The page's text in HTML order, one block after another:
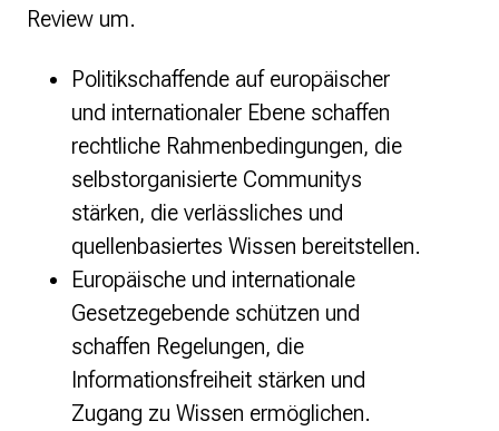
Review um.
Politikschaffende auf europäischer
und internationaler Ebene schaffen
rechtliche Rahmenbedingungen, die
selbstorganisierte Communitys
stärken, die verlässliches und
quellenbasiertes Wissen bereitstellen.
Europäische und internationale
Gesetzegebende schützen und
schaffen Regelungen, die
Informationsfreiheit stärken und
Zugang zu Wissen ermöglichen.